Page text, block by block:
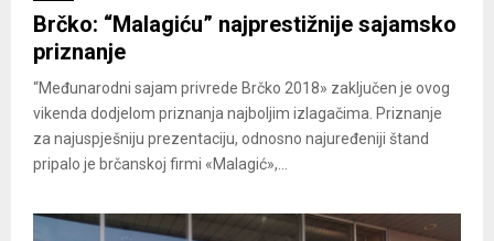
Brčko: “Malagiću” najprestižnije sajamsko
priznanje
“Međunarodni sajam privrede Brčko 2018» zaključen je ovog
vikenda dodjelom priznanja najboljim izlagačima. Priznanje
za najuspješniju prezentaciju, odnosno najuređeniji štand
pripalo je brčanskoj firmi «Malagić»,...